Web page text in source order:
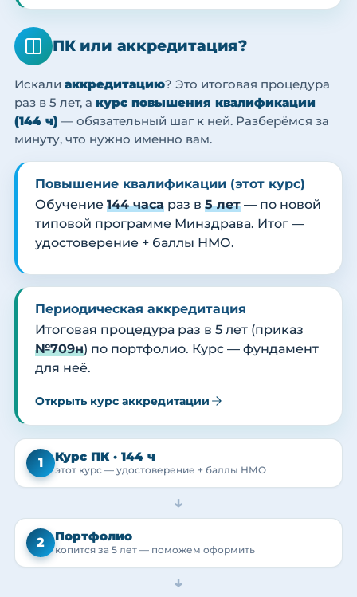
ПК или аккредитация?
Искали аккредитацию? Это итоговая процедура
раз в 5 лет, а курс повышения квалификации
(144 ч) — обязательный шаг к ней. Разберёмся за
минуту, что нужно именно вам.
Повышение квалификации (этот курс)
Обучение 144 часа раз в 5 лет — по новой
типовой программе Минздрава. Итог —
удостоверение + баллы НМО.
Периодическая аккредитация
Итоговая процедура раз в 5 лет (приказ
№709н) по портфолио. Курс — фундамент
для неё.
Открыть курс аккредитации
1 Курс ПК · 144 ч
этот курс — удостоверение + баллы НМО
→
2 Портфолио
копится за 5 лет — поможем оформить
→